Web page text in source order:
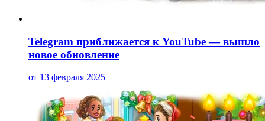
Telegram приближается к YouTube — вышло
новое обновление
от 13 февраля 2025